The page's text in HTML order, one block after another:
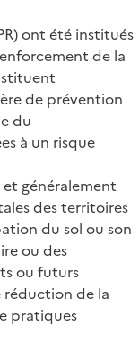
ont été institués
de la
de prévention
du
à un risque
et généralement
des territoires
du sol ou son
ou des
ou futurs
de la
pratiques